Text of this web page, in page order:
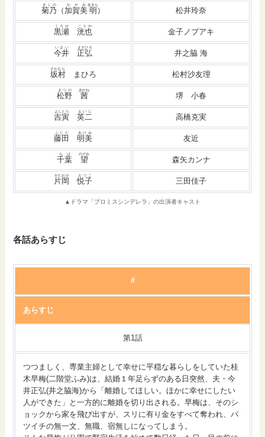
菊乃
きくの
（ 加賀美
かがみ
明
あきら
） 松井玲奈
黒瀬
くろせ
洸也
こうや
金子ノブアキ
今井
いまい
正弘
まさひろ
井之脇 海
坂村
さかむら
まひろ 松村沙友理
松野
まつの
茜
あかね
堺 小春
吉寅
よしとら
英二
えいじ
高橋克実
藤田
ふじた
明美
あけみ
友近
千葉
ちば
望
のぞみ
森矢カンナ
片岡
かたおか
悦子
えつこ
三田佳子
▲ドラマ「プロミスシンデレラ」の出演者キャスト
各話あらすじ
#
あらすじ
第1話
つつましく、専業主婦として幸せに平穏な暮らしをしていた桂
木早梅(二階堂ふみ)は、結婚１年足らずのある日突然、夫・今
井正弘(井之脇海)から「離婚してほしい。ほかに幸せにしたい
人ができた」と一方的に離婚を切り出される。早梅は、そのシ
ョックから家を飛び出すが、スリに有り金をすべて奪われ、バ
ツイチの無一文、無職、宿無しになってしまう。